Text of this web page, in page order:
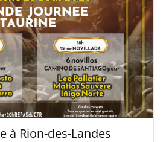
à Rion-des-Landes